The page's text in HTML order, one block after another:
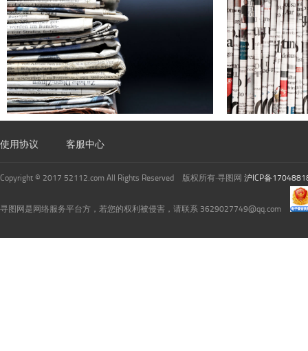
使用协议 客服中心
Copyright © 2017 52112.com All Rights Reserved 版权所有·寻图网 沪ICP备
寻图网是网络服务平台方，若您的权利被侵害，请联系 3629027749@qq.com